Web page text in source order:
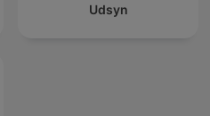
Udsyn